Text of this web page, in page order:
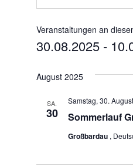
Veranstaltungen an
30.08.2025 -
August 2025
SA.
30 Sommerlauf
Samstag, 30.
Großbardau ,